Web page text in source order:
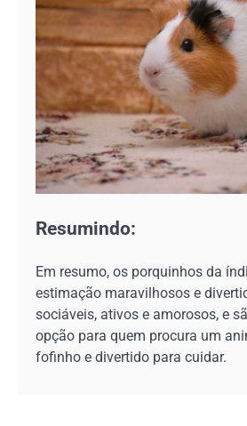
Resumindo:
Em resumo, os porquinhos da
estimação maravilhosos e
sociáveis, ativos e amorosos, e
opção para quem procura um
fofinho e divertido para cuidar.